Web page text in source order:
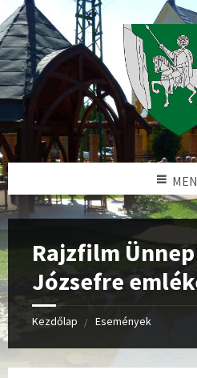
Rajzfilm
Józsefre
Kezdőlap Események